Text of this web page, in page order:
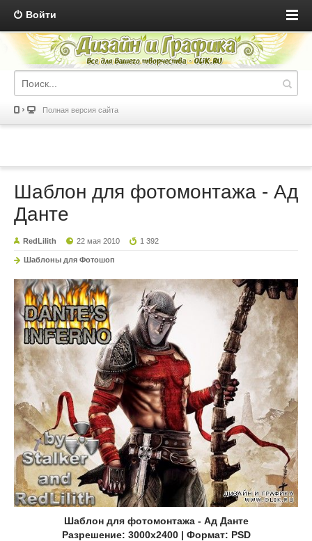
Войти
Полная версия сайта
Шаблон для фотомонтажа - Ад
Данте
RedLilith 22 мая 2010 1 392
Шаблоны для Фотошоп
Шаблон для фотомонтажа - Ад Данте
Разрешение: 3000х2400 | Формат: PSD